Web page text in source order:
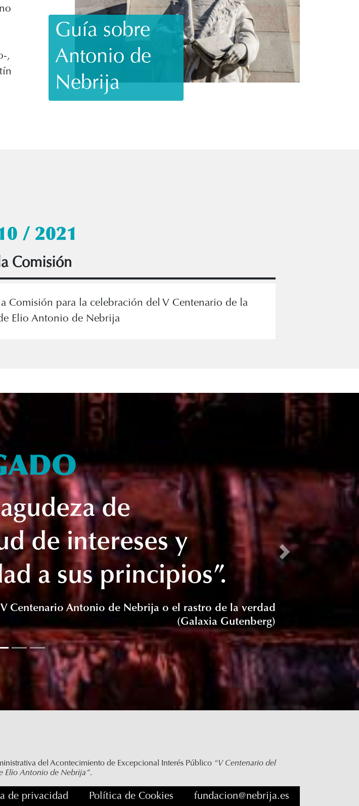
,
Guía sobre
Antonio de
Nebrija
/ 2021
Comisión
Comisión para la celebración del V Centenario de la
Elio Antonio de Nebrija
de
de intereses y
a sus principios”.
Centenario Antonio de Nebrija o el rastro de la verdad
(Galaxia Gutenberg)
Next
del Acontecimiento de Excepcional Interés Público “V Centenario del
Elio Antonio de Nebrija”.
de privacidad Política de Cookies fundacion@nebrija.es